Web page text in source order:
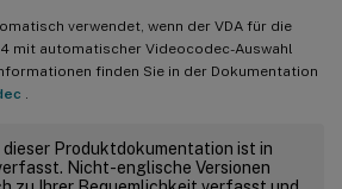
verwendet, wenn der VDA für die
mit automatischer Videocodec-Auswahl
finden Sie in der Dokumentation
Produktdokumentation ist in
Nicht-englische Versionen